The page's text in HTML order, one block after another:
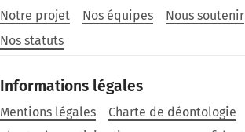
Notre projet Nos équipes Nous soutenir
Nos statuts
Informations légales
Mentions légales
Charte de déontologie